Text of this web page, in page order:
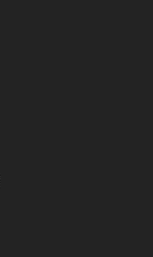
65-